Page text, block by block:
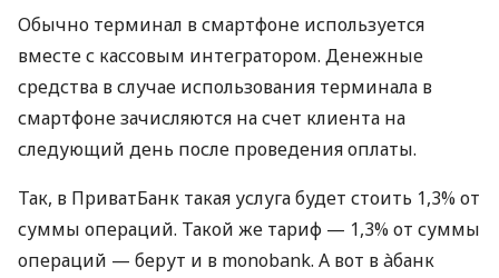
Обычно терминал в смартфоне используется
вместе с кассовым интегратором. Денежные
средства в случае использования терминала в
смартфоне зачисляются на счет клиента на
следующий день после проведения оплаты.
Так, в ПриватБанк такая услуга будет стоить 1,3% от
суммы операций. Такой же тариф — 1,3% от суммы
операций — берут и в monobank. А вот в àбанк